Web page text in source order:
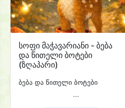
სოფი მაჭავარიანი - ბება
და წითელი ბოტები
(ზღაპარი)
ბება და წითელი ბოტები
...